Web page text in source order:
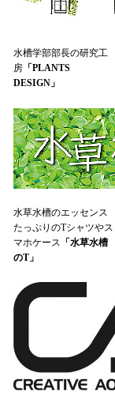
水槽学部部長の研究工
房「PLANTS
DESIGN」
水草水槽のエッセンス
たっぷりのTシャツやス
マホケース 「水草水槽
のT」